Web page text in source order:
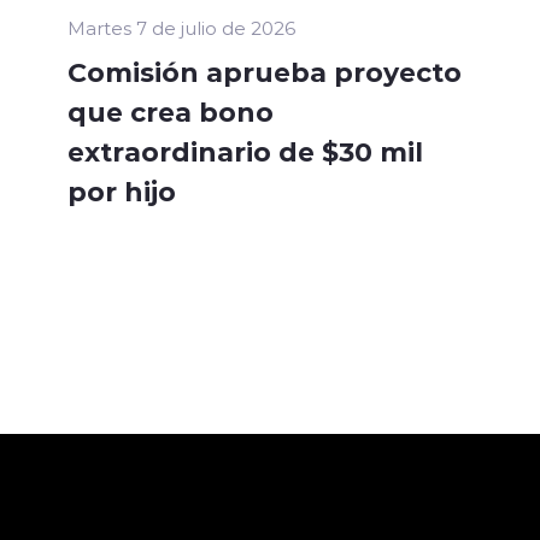
Martes 7 de julio de 2026
Comisión aprueba proyecto
que crea bono
extraordinario de $30 mil
por hijo